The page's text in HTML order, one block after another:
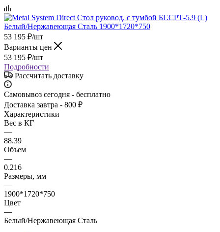
53 195 ₽/шт
Варианты цен
53 195 ₽/шт
Подробности
Рассчитать доставку
Самовывоз сегодня - бесплатно
Доставка завтра - 800 ₽
Характеристики
Вес в КГ
—
88.39
Объем
—
0.216
Размеры, мм
—
1900*1720*750
Цвет
—
Белый/Нержавеющая Сталь